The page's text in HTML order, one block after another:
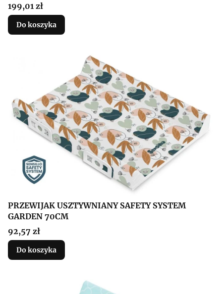
Cena
199,01 zł
Do koszyka
PRZEWIJAK USZTYWNIANY SAFETY SYSTEM
GARDEN 70CM
Cena
92,57 zł
Do koszyka